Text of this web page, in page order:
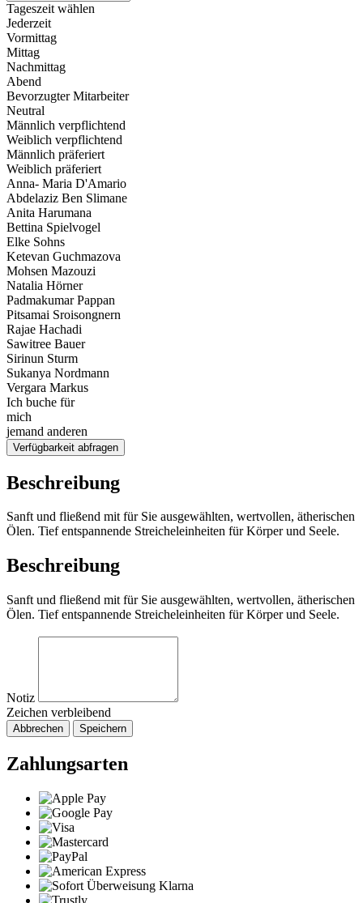
Tageszeit wählen
Jederzeit
Vormittag
Mittag
Nachmittag
Abend
Bevorzugter Mitarbeiter
Neutral
Männlich verpflichtend
Weiblich verpflichtend
Männlich präferiert
Weiblich präferiert
Anna- Maria D'Amario
Abdelaziz Ben Slimane
Anita Harumana
Bettina Spielvogel
Elke Sohns
Ketevan Guchmazova
Mohsen Mazouzi
Natalia Hörner
Padmakumar Pappan
Pitsamai Sroisongnern
Rajae Hachadi
Sawitree Bauer
Sirinun Sturm
Sukanya Nordmann
Vergara Markus
Ich buche für
mich
jemand anderen
Verfügbarkeit abfragen
Beschreibung
Sanft und fließend mit für Sie ausgewählten, wertvollen, ätherischen
Ölen. Tief entspannende Streicheleinheiten für Körper und Seele.
Beschreibung
Sanft und fließend mit für Sie ausgewählten, wertvollen, ätherischen
Ölen. Tief entspannende Streicheleinheiten für Körper und Seele.
Notiz
Zeichen verbleibend
Abbrechen Speichern
Zahlungsarten